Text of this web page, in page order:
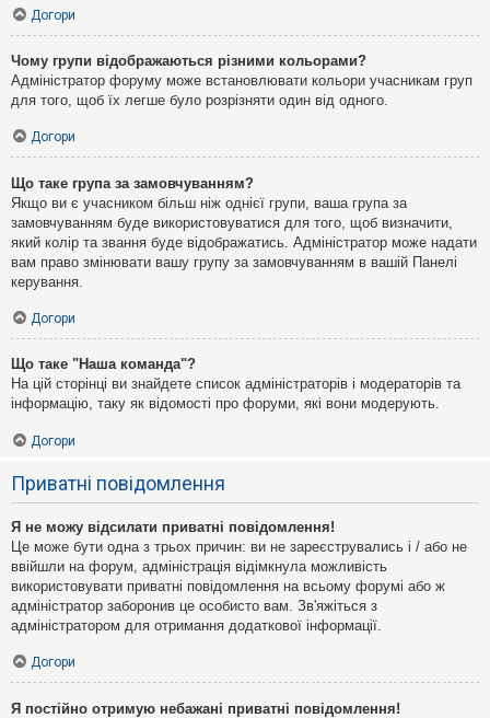
Догори
Чому групи відображаються різними кольорами?
Адміністратор форуму може встановлювати кольори учасникам груп
для того, щоб їх легше було розрізняти один від одного.
Догори
Що таке група за замовчуванням?
Якщо ви є учасником більш ніж однієї групи, ваша група за
замовчуванням буде використовуватися для того, щоб визначити,
який колір та звання буде відображатись. Адміністратор може надати
вам право змінювати вашу групу за замовчуванням в вашій Панелі
керування.
Догори
Що таке "Наша команда"?
На цій сторінці ви знайдете список адміністраторів і модераторів та
інформацію, таку як відомості про форуми, які вони модерують.
Догори
Приватні повідомлення
Я не можу відсилати приватні повідомлення!
Це може бути одна з трьох причин: ви не зареєструвались і / або не
ввійшли на форум, адміністрація відімкнула можливість
використовувати приватні повідомлення на всьому форумі або ж
адміністратор заборонив це особисто вам. Зв'яжіться з
адміністратором для отримання додаткової інформації.
Догори
Я постійно отримую небажані приватні повідомлення!